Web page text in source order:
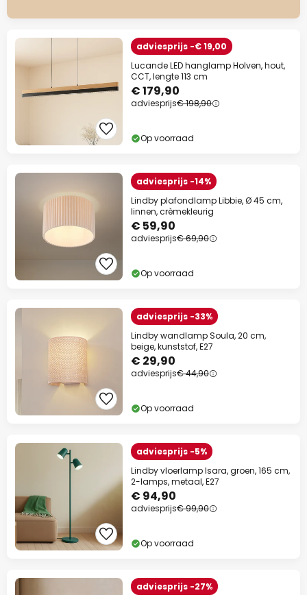
adviesprijs -€ 19,00
Lucande LED hanglamp Holven, hout,
CCT, lengte 113 cm
€ 179,90
adviesprijs€ 198,90
Op voorraad
adviesprijs -14%
Lindby plafondlamp Libbie, Ø 45 cm,
linnen, crèmekleurig
€ 59,90
adviesprijs€ 69,90
Op voorraad
adviesprijs -33%
Lindby wandlamp Soula, 20 cm,
beige, kunststof, E27
€ 29,90
adviesprijs€ 44,90
Op voorraad
adviesprijs -5%
Lindby vloerlamp Isara, groen, 165 cm,
2-lamps, metaal, E27
€ 94,90
adviesprijs€ 99,90
Op voorraad
adviesprijs -27%